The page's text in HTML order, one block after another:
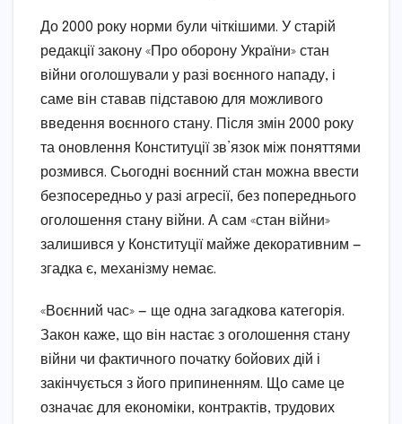
До 2000 року норми були чіткішими. У старій
редакції закону «Про оборону України» стан
війни оголошували у разі воєнного нападу, і
саме він ставав підставою для можливого
введення воєнного стану. Після змін 2000 року
та оновлення Конституції зв’язок між поняттями
розмився. Сьогодні воєнний стан можна ввести
безпосередньо у разі агресії, без попереднього
оголошення стану війни. А сам «стан війни»
залишився у Конституції майже декоративним —
згадка є, механізму немає.
«Воєнний час» — ще одна загадкова категорія.
Закон каже, що він настає з оголошення стану
війни чи фактичного початку бойових дій і
закінчується з його припиненням. Що саме це
означає для економіки, контрактів, трудових